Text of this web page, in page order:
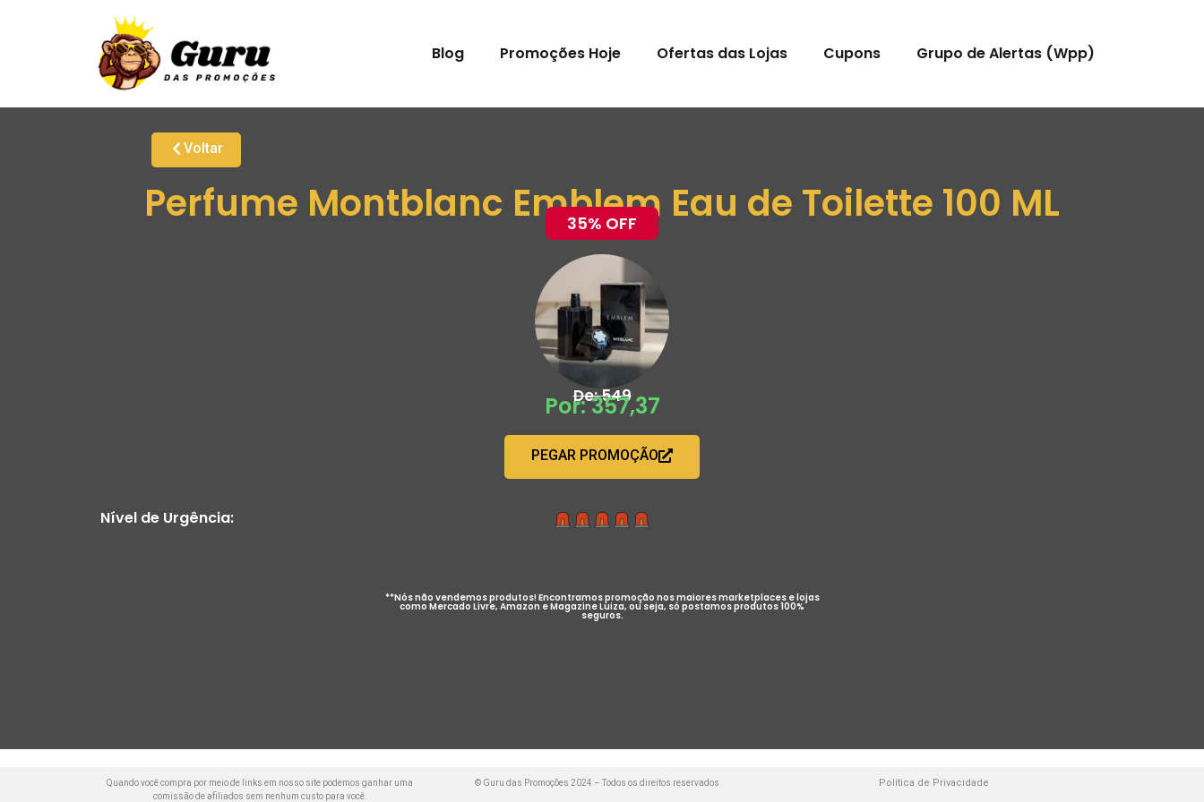
Blog Promoções Hoje Ofertas das Lojas Cupons Grupo de Alertas (Wpp)
Voltar
Perfume Montblanc Emblem Eau de Toilette 100 ML
35% OFF
De: 549
Por: 357,37
PEGAR PROMOÇÃO
Nível de Urgência:
**Nós não vendemos produtos! Encontramos promoção nos maiores marketplaces e lojas
como Mercado Livre, Amazon e Magazine Luiza, ou seja, só postamos produtos 100%
seguros.
Quando você compra por meio de links em nosso site podemos ganhar uma
comissão de afiliados sem nenhum custo para você.
© Guru das Promoções 2024 – Todos os direitos reservados Política de Privacidade